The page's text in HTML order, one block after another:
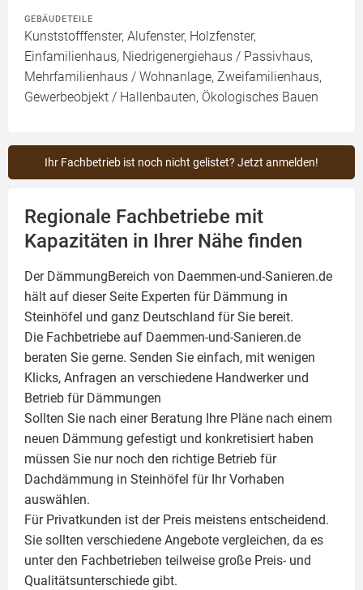
GEBÄUDETEILE
Kunststofffenster, Alufenster, Holzfenster,
Einfamilienhaus, Niedrigenergiehaus / Passivhaus,
Mehrfamilienhaus / Wohnanlage, Zweifamilienhaus,
Gewerbeobjekt / Hallenbauten, Ökologisches Bauen
Ihr Fachbetrieb ist noch nicht gelistet? Jetzt anmelden!
Regionale Fachbetriebe mit
Kapazitäten in Ihrer Nähe finden
Der DämmungBereich von Daemmen-und-Sanieren.de
hält auf dieser Seite Experten für Dämmung in
Steinhöfel und ganz Deutschland für Sie bereit.
Die Fachbetriebe auf Daemmen-und-Sanieren.de
beraten Sie gerne. Senden Sie einfach, mit wenigen
Klicks, Anfragen an verschiedene Handwerker und
Betrieb für Dämmungen
Sollten Sie nach einer Beratung Ihre Pläne nach einem
neuen Dämmung gefestigt und konkretisiert haben
müssen Sie nur noch den richtige Betrieb für
Dachdämmung in Steinhöfel für Ihr Vorhaben
auswählen.
Für Privatkunden ist der Preis meistens entscheidend.
Sie sollten verschiedene Angebote vergleichen, da es
unter den Fachbetrieben teilweise große Preis- und
Qualitätsunterschiede gibt.